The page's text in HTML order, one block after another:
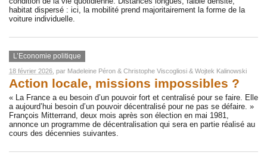
habitat dispersé : ici, la mobilité prend majoritairement la forme de la
voiture individuelle.
L’Economie politique
18 février 2026 , par Madeleine Péron & Christophe Viscogliosi & Wojtek Kalinowski
Action locale, missions impossibles ?
« La France a eu besoin d’un pouvoir fort et centralisé pour se faire. Elle
a aujourd’hui besoin d’un pouvoir décentralisé pour ne pas se défaire. »
François Mitterrand, deux mois après son élection en mai 1981,
annonce un programme de décentralisation qui sera en partie réalisé au
cours des décennies suivantes.